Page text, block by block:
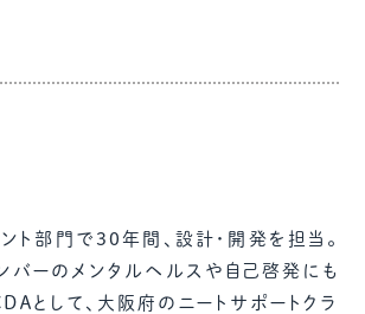
ト部門で30年間、設計・開発を担当。
バーのメンタルヘルスや自己啓発にも
Ａとして、大阪府のニートサポートクラ